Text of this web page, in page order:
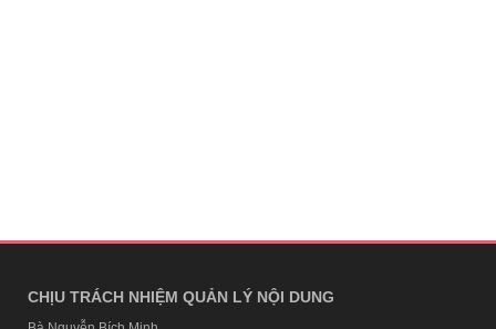
CHỊU TRÁCH NHIỆM QUẢN LÝ NỘI DUNG